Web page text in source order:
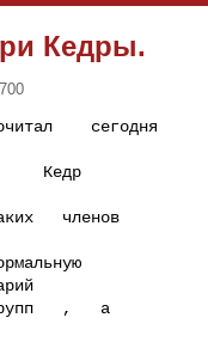
Кедры.
Кедр
членов
,   а